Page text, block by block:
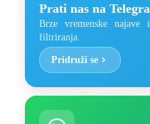
Prati nas na
Brze vremenske
filtriranja.
Pridruži se